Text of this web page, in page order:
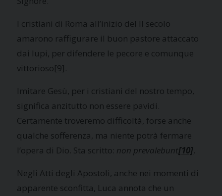
I cristiani di Roma all’inizio del II secolo
amarono raffigurare il buon pastore attaccato
dai lupi, per difendere le pecore e comunque
vittorioso[9].
Imitare Gesù, per i cristiani del nostro tempo,
significa anzitutto non essere pavidi.
Certamente troveremo difficoltà, forse anche
qualche sofferenza, ma niente potrà fermare
l’opera di Dio. Sta scritto: non prevalebunt[10].
Negli Atti degli Apostoli, anche nei momenti di
apparente sconfitta, Luca annota che un